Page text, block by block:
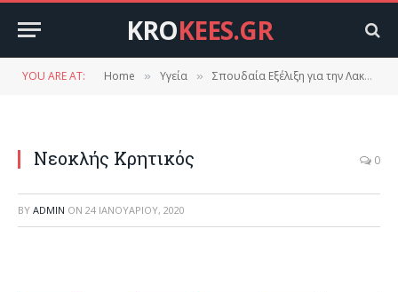
KROKEES.GR
YOU ARE AT: Home » Υγεία » Σπουδαία Εξέλιξη για την Λακωνία
Νεοκλής Κρητικός 0
BY ADMIN ON 24 ΙΑΝΟΥΑΡΊΟΥ, 2020